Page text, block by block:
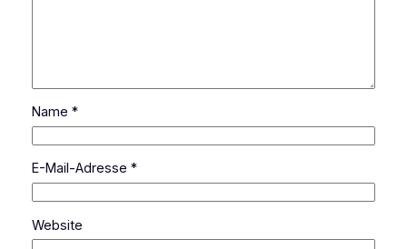
Name *
E-Mail-Adresse *
Website